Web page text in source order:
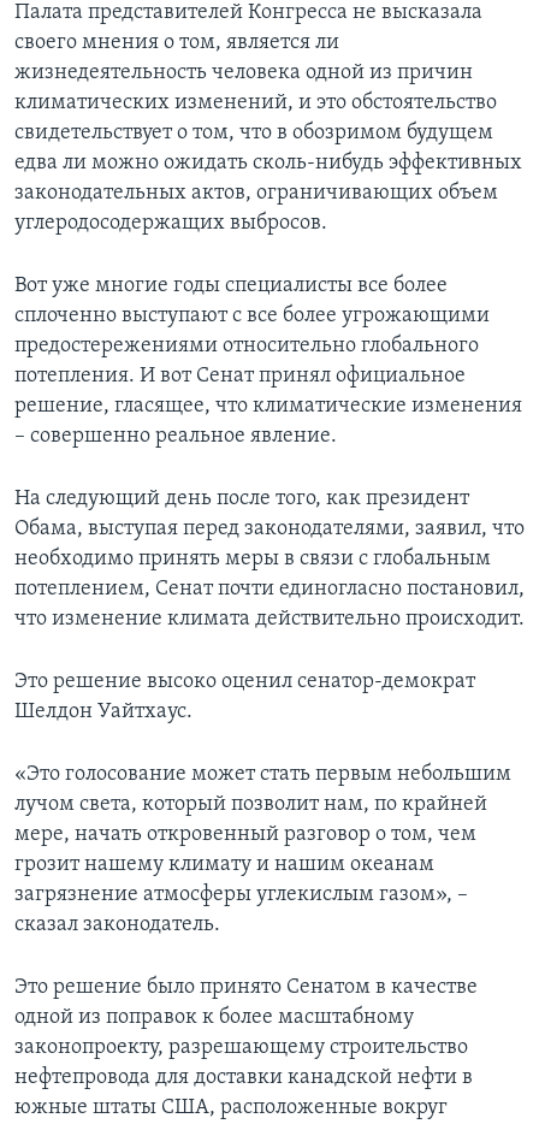
Палата представителей Конгресса не высказала
своего мнения о том, является ли
жизнедеятельность человека одной из причин
климатических изменений, и это обстоятельство
свидетельствует о том, что в обозримом будущем
едва ли можно ожидать сколь-нибудь эффективных
законодательных актов, ограничивающих объем
углеродосодержащих выбросов.
Вот уже многие годы специалисты все более
сплоченно выступают с все более угрожающими
предостережениями относительно глобального
потепления. И вот Сенат принял официальное
решение, гласящее, что климатические изменения
– совершенно реальное явление.
На следующий день после того, как президент
Обама, выступая перед законодателями, заявил, что
необходимо принять меры в связи с глобальным
потеплением, Сенат почти единогласно постановил,
что изменение климата действительно происходит.
Это решение высоко оценил сенатор-демократ
Шелдон Уайтхаус.
«Это голосование может стать первым небольшим
лучом света, который позволит нам, по крайней
мере, начать откровенный разговор о том, чем
грозит нашему климату и нашим океанам
загрязнение атмосферы углекислым газом», –
сказал законодатель.
Это решение было принято Сенатом в качестве
одной из поправок к более масштабному
законопроекту, разрешающему строительство
нефтепровода для доставки канадской нефти в
южные штаты США, расположенные вокруг